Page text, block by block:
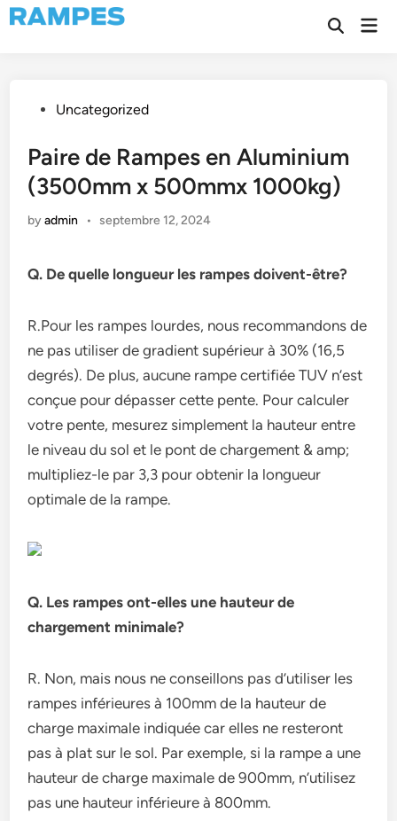
Skip
to
Open
PostedUncategorized
Paire de Rampes en Aluminium
(3500mm x 500mmx 1000kg)
byadmin • septembre 12, 2024
Q. De quelle longueur les rampes doivent-être?
R.Pour les rampes lourdes, nous recommandons de
ne pas utiliser de gradient supérieur à 30% (16,5
degrés). De plus, aucune rampe certifiée TUV n’est
conçue pour dépasser cette pente. Pour calculer
votre pente, mesurez simplement la hauteur entre
le niveau du sol et le pont de chargement & amp;
multipliez-le par 3,3 pour obtenir la longueur
optimale de la rampe.
Q. Les rampes ont-elles une hauteur de
chargement minimale?
R. Non, mais nous ne conseillons pas d’utiliser les
rampes inférieures à 100mm de la hauteur de
charge maximale indiquée car elles ne resteront
pas à plat sur le sol. Par exemple, si la rampe a une
hauteur de charge maximale de 900mm, n’utilisez
pas une hauteur inférieure à 800mm.